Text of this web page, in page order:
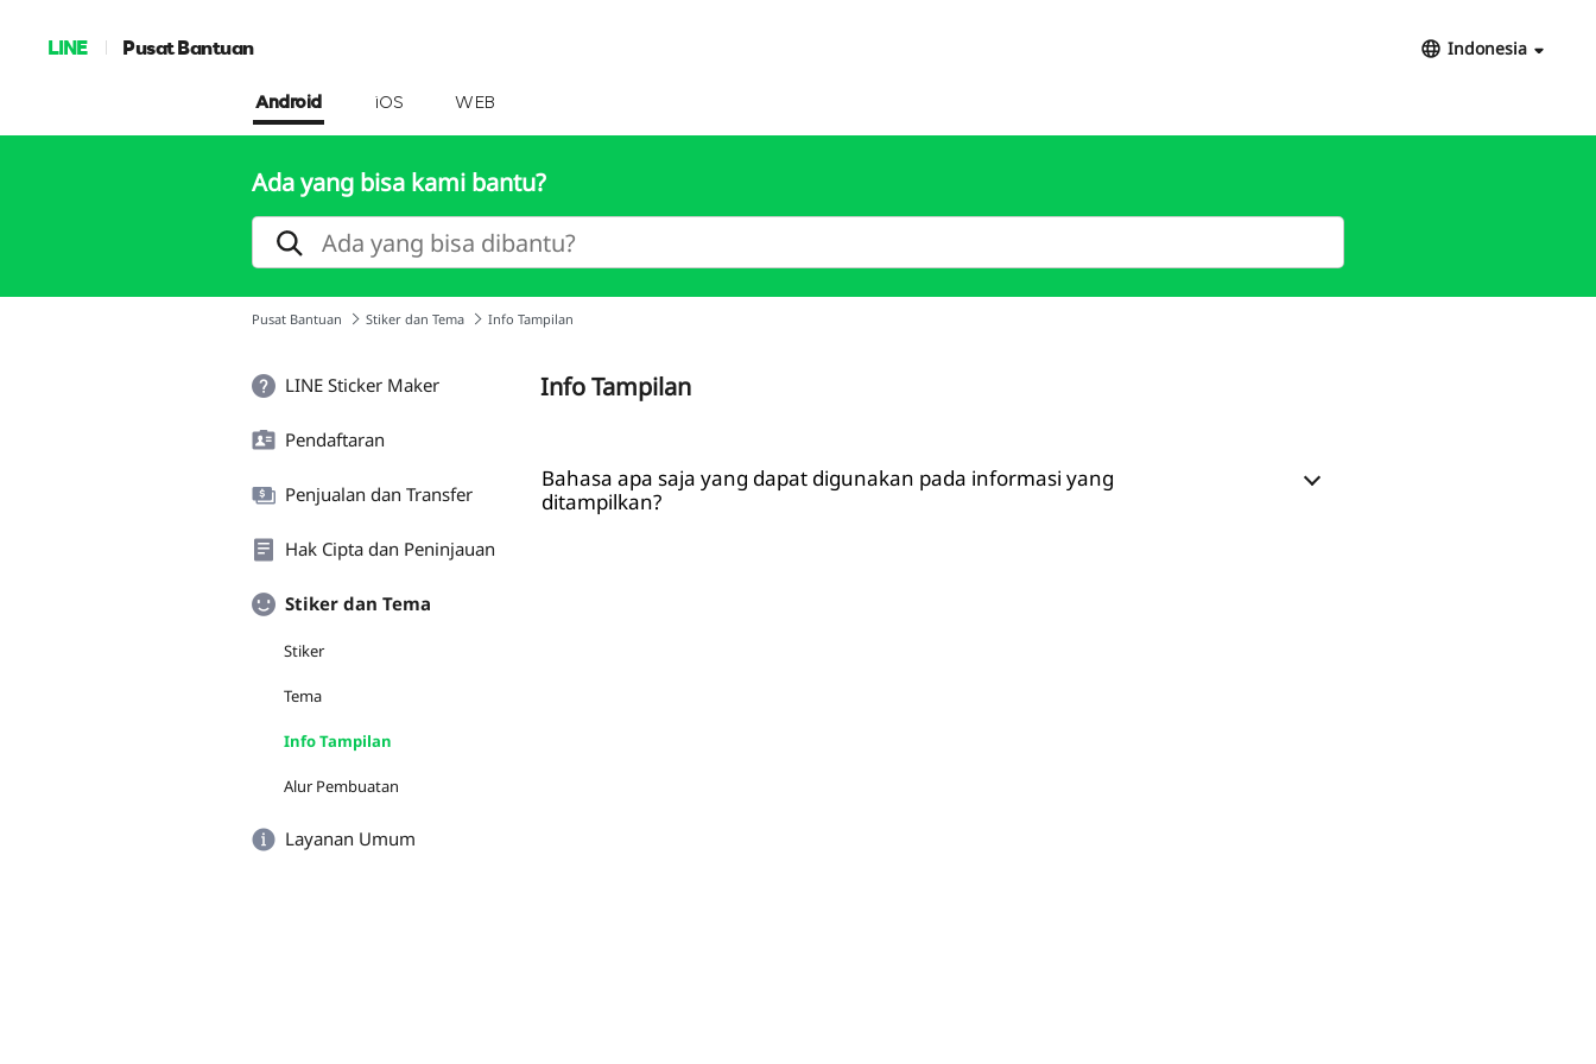
LINE Pusat Bantuan Indonesia
Android iOS WEB
Ada yang bisa kami bantu?
Pusat Bantuan Stiker dan Tema Info Tampilan
LINE Sticker Maker
Pendaftaran
Penjualan dan Transfer
Hak Cipta dan Peninjauan
Stiker dan Tema
Stiker
Tema
Info Tampilan
Alur Pembuatan
Layanan Umum
Info Tampilan
Bahasa apa saja yang dapat digunakan pada informasi yang
ditampilkan?